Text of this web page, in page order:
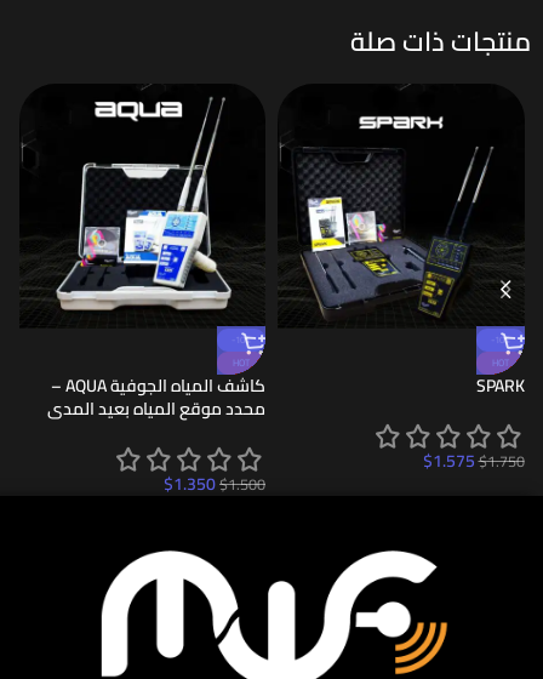
منتجات ذات صلة
-10%
HOT
SPARK
$1.750
$1.575
-10%
HOT
كاشف المياه الجوفية AQUA –
محدد موقع المياه بعيد المدى
$1.500
$1.350